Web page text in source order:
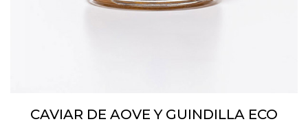
CAVIAR DE AOVE Y GUINDILLA ECO